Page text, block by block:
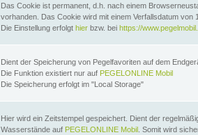
Das Cookie ist permanent, d.h. nach einem
vorhanden. Das Cookie wird mit einem Verfallsdatum von
Die Einstellung erfolgt hier bzw. bei https://
Dient der Speicherung von Pegelfavoriten auf dem
Die Funktion existiert nur auf PEGELONLINE Mobil
Die Speicherung erfolgt im "Local Storage"
Hier wird ein Zeitstempel gespeichert. Dient der
Wasserstände auf PEGELONLINE Mobil . Somit wird